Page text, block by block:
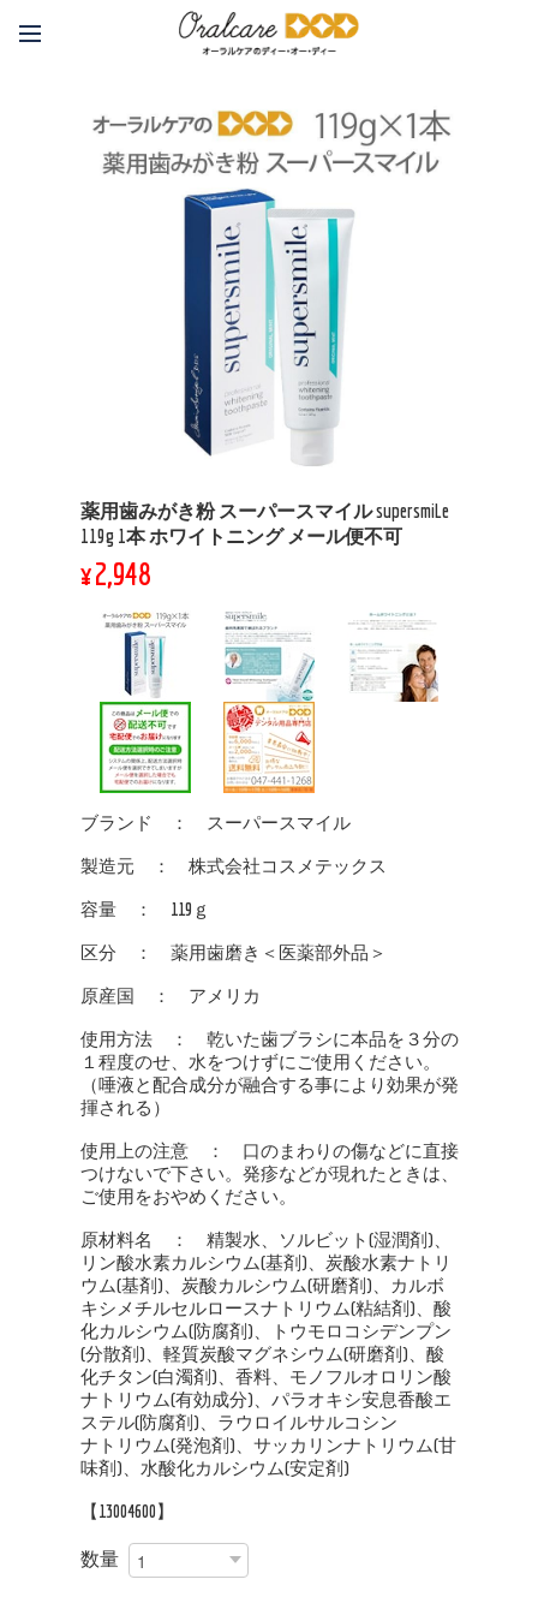
薬用歯みがき粉 スーパースマイル supersmiLe
119g 1本 ホワイトニング メール便不可
¥2,948
ブランド ： スーパースマイル
製造元 ： 株式会社コスメテックス
容量 ： 119ｇ
区分 ： 薬用歯磨き＜医薬部外品＞
原産国 ： アメリカ
使用方法 ： 乾いた歯ブラシに本品を３分の
１程度のせ、水をつけずにご使用ください。
（唾液と配合成分が融合する事により効果が発
揮される）
使用上の注意 ： 口のまわりの傷などに直接
つけないで下さい。発疹などが現れたときは、
ご使用をおやめください。
原材料名 ： 精製水、ソルビット(湿潤剤)、
リン酸水素カルシウム(基剤)、炭酸水素ナトリ
ウム(基剤)、炭酸カルシウム(研磨剤)、カルボ
キシメチルセルロースナトリウム(粘結剤)、酸
化カルシウム(防腐剤)、トウモロコシデンプン
(分散剤)、軽質炭酸マグネシウム(研磨剤)、酸
化チタン(白濁剤)、香料、モノフルオロリン酸
ナトリウム(有効成分)、パラオキシ安息香酸エ
ステル(防腐剤)、ラウロイルサルコシン
ナトリウム(発泡剤)、サッカリンナトリウム(甘
味剤)、水酸化カルシウム(安定剤)
【13004600】
数量